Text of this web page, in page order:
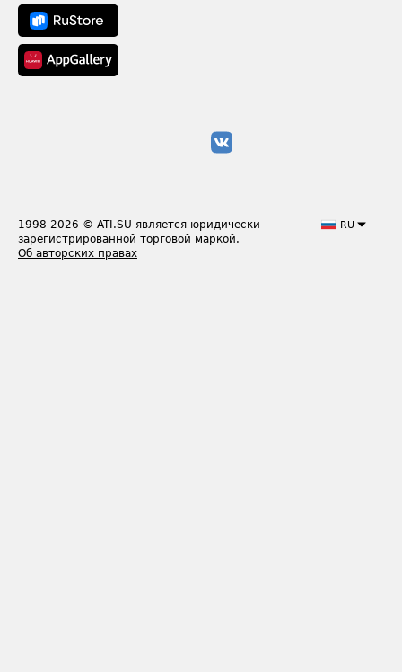
1998-2026 © ATI.SU является юридически
зарегистрированной торговой маркой.
Об авторских правах
RU